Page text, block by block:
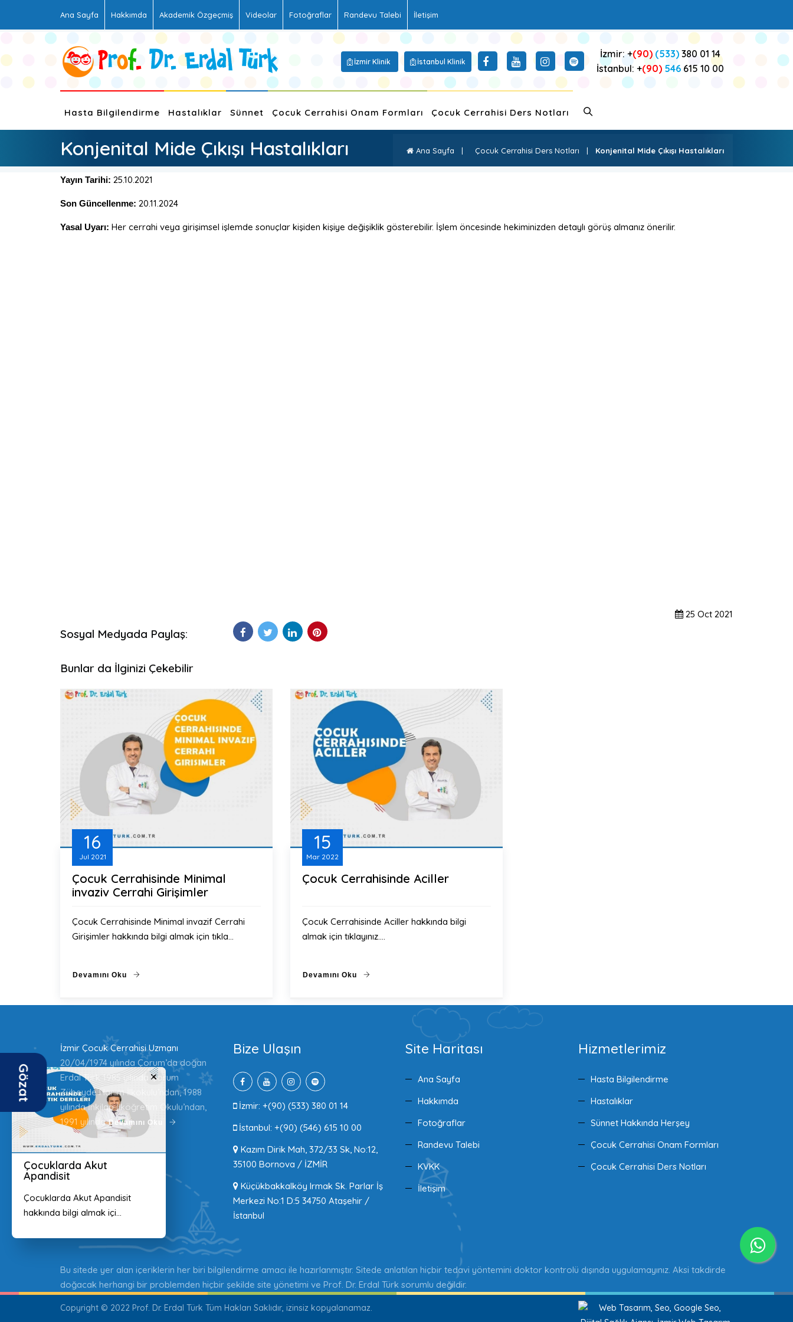
Ana Sayfa Hakkımda Akademik Özgeçmiş Videolar Fotoğraflar Randevu Talebi İletişim
İzmir Klinik İstanbul Klinik
İzmir: +(90) (533) 380 01 14
İstanbul: +(90) 546 615 10 00
Hasta Bilgilendirme Hastalıklar Sünnet Çocuk Cerrahisi Onam Formları Çocuk Cerrahisi Ders Notları
Konjenital Mide Çıkışı Hastalıkları Ana Sayfa | Çocuk Cerrahisi Ders Notları | Konjenital Mide Çıkışı Hastalıkları
Yayın Tarihi: 25.10.2021
Son Güncellenme: 20.11.2024
Yasal Uyarı: Her cerrahi veya girişimsel işlemde sonuçlar kişiden kişiye değişiklik gösterebilir. İşlem öncesinde hekiminizden detaylı görüş almanız önerilir.
25 Oct 2021
Sosyal Medyada Paylaş:
Bunlar da İlginizi Çekebilir
16
Jul 2021
Çocuk Cerrahisinde Minimal
invaziv Cerrahi Girişimler
Çocuk Cerrahisinde Minimal invazif Cerrahi
Girişimler hakkında bilgi almak için tıkla…
Devamını Oku
15
Mar 2022
Çocuk Cerrahisinde Aciller
Çocuk Cerrahisinde Aciller hakkında bilgi
almak için tıklayınız.…
Devamını Oku
×
Çocuklarda Akut
Apandisit
Çocuklarda Akut Apandisit
hakkında bilgi almak içi...
Gözat
İzmir Çocuk Cerrahisi Uzmanı
20/04/1974 yılında Çorum’da doğan
Erdal Türk 1985 yılında Çorum
Zübeyde Hanım İlkokulu’ndan, 1988
yılında İnkilap İlköğretim Okulu’ndan,
1991 yılındaDevamını Oku
Bize Ulaşın
İzmir: +(90) (533) 380 01 14
İstanbul: +(90) (546) 615 10 00
Kazım Dirik Mah, 372/33 Sk, No:12,
35100 Bornova / İZMİR
Küçükbakkalköy Irmak Sk. Parlar İş
Merkezi No:1 D:5 34750 Ataşehir /
İstanbul
Site Haritası
Ana Sayfa
Hakkımda
Fotoğraflar
Randevu Talebi
KVKK
İletişim
Hizmetlerimiz
Hasta Bilgilendirme
Hastalıklar
Sünnet Hakkında Herşey
Çocuk Cerrahisi Onam Formları
Çocuk Cerrahisi Ders Notları
Bu sitede yer alan içeriklerin her biri bilgilendirme amacı ile hazırlanmıştır. Sitede anlatılan hiçbir tedavi yöntemini doktor kontrolü dışında uygulamayınız. Aksi takdirde
doğacak herhangi bir problemden hiçbir şekilde site yönetimi ve Prof. Dr. Erdal Türk sorumlu değildir.
Copyright © 2022 Prof. Dr. Erdal Türk Tüm Hakları Saklıdır, izinsiz kopyalanamaz.